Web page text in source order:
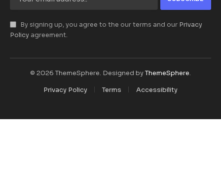
By signing up, you agree to the our terms and our Privacy
Policy agreement.
© 2026 ThemeSphere. Designed byThemeSphere.
Privacy Policy
Terms Accessibility